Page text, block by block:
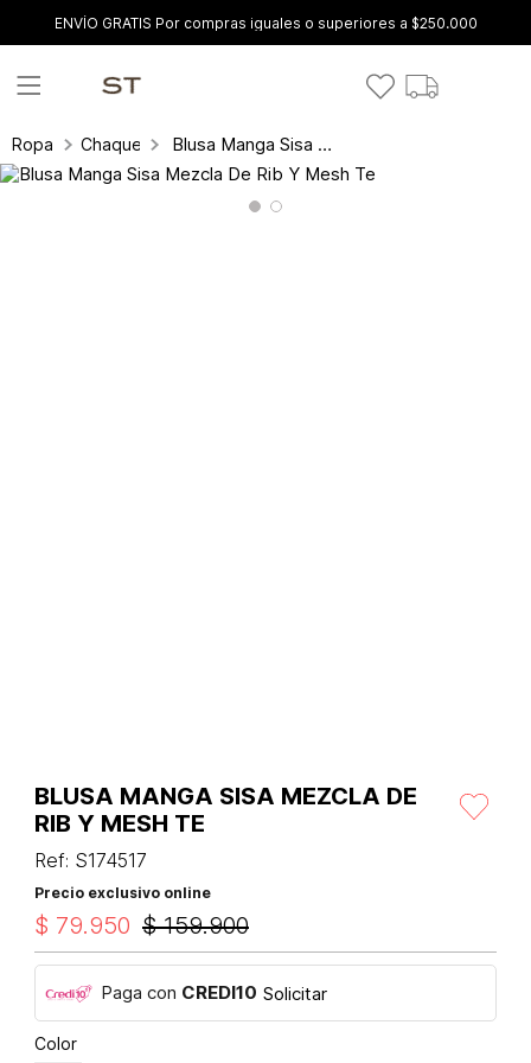
ENVÍO GRATIS Por compras iguales o superiores a $250.000
Ropa Chaquetas Blusa Manga Sisa Mezcla De Rib Y Mesh Te
BLUSA MANGA SISA MEZCLA DE
RIB Y MESH TE
Ref: S174517
Precio exclusivo online
$ 159.900
$ 79.950
Paga con CREDI10 Solicitar
Color